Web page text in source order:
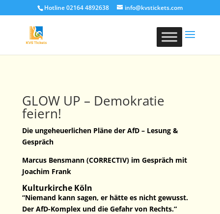
Hotline 02164 4892638 info@kvstickets.com
GLOW UP – Demokratie
feiern!
Die ungeheuerlichen Pläne der AfD – Lesung &
Gespräch
Marcus Bensmann (CORRECTIV) im Gespräch mit
Joachim Frank
Kulturkirche Köln
“Niemand kann sagen, er hätte es nicht gewusst.
Der AfD-Komplex und die Gefahr von Rechts.“